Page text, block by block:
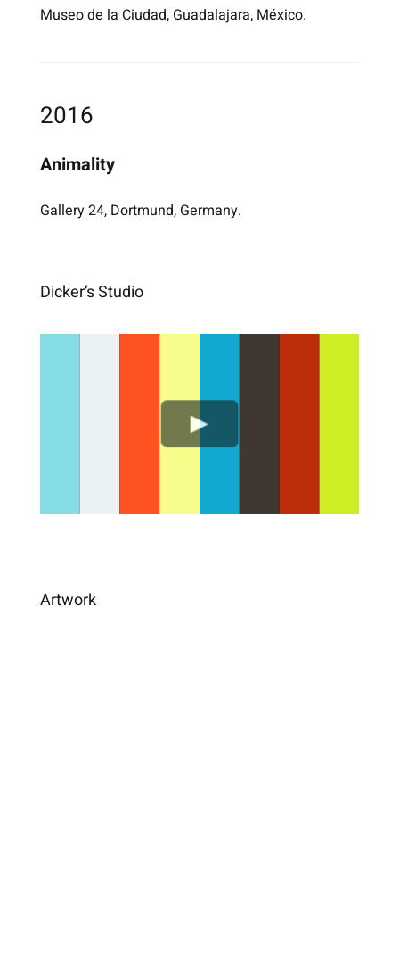
Museo de la Ciudad, Guadalajara, México.
2016
Animality
Gallery 24, Dortmund, Germany.
Dicker’s Studio
Artwork
habe ich ein Objekt von Jonathan
gekauft und zu ihm sagt: Du wirst
damals etwas schüchtern und
antwortete: Du brauchst nicht
aber sagte: Nein, nein, das sind 5
„Warum hast Du nicht mehr
gekauft? Dann wäre deine